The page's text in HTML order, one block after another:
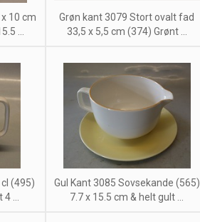
10 cm
...
Grøn kant 3079 Stort ovalt fad
33,5 x 5,5 cm (374) Grønt ...
(495)
...
Gul Kant 3085 Sovsekande (565)
7.7 x 15.5 cm & helt gult ...